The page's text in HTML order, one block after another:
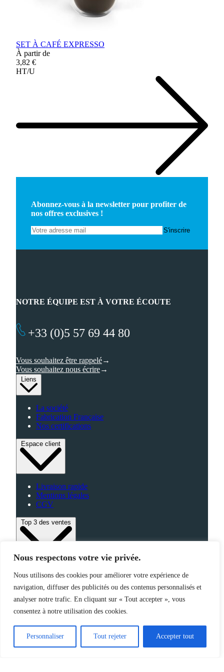
Nous respectons votre vie privée.
Nous utilisons des cookies pour améliorer votre expérience de
navigation, diffuser des publicités ou des contenus personnalisés et
analyser notre trafic. En cliquant sur « Tout accepter », vous
consentez à notre utilisation des cookies.
Personnaliser Tout rejeter Accepter tout
SET À CAFÉ EXPRESSO
À partir de
3,82 €
HT/U
Abonnez-vous à la newsletter pour profiter de
nos offres exclusives !
Liens
La société
Fabrication Française
Nos certifications
Espace client
Livraison rapide
Mentions légales
CGV
Top 3 des ventes
High-Tech
Fabriqué en France
NOTRE ÉQUIPE EST À VOTRE ÉCOUTE
+33 (0)5 57 69 44 80
Vous souhaitez être rappelé
Vous souhaitez nous écrire
©2025 Jemapub – Tous droits réservés